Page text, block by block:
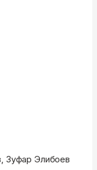
Зуфар Элибоев